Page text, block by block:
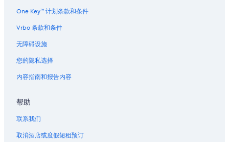
One Key™ 计划条款和条件
Vrbo 条款和条件
无障碍设施
您的隐私选择
内容指南和报告内容
帮助
联系我们
取消酒店或度假短租预订